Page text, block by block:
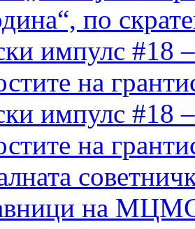
по
импулс #18
на
импулс #18
на
на МЦМС